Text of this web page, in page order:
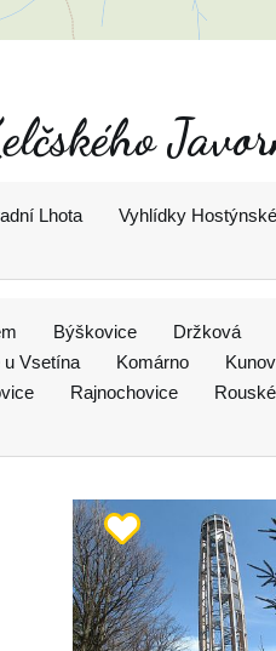
Lhota Vyhlídky
Býškovice Držková
u Vsetína Komárno
Rajnochovice Rouské